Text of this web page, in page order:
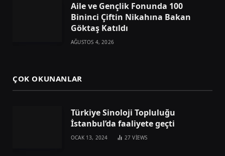
Aile ve Gençlik Fonunda 100
Bininci Çiftin Nikahına Bakan
Göktaş Katıldı
AĞUSTOS 4, 2026
ÇOK OKUNANLAR
Türkiye Sinoloji Topluluğu
İstanbul’da faaliyete geçti
OCAK 13, 2024 27VIEWS